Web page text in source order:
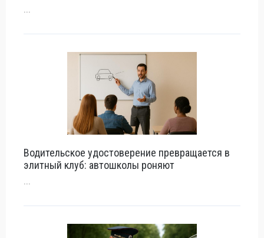
...
Водительское удостоверение превращается в
элитный клуб: автошколы роняют
...